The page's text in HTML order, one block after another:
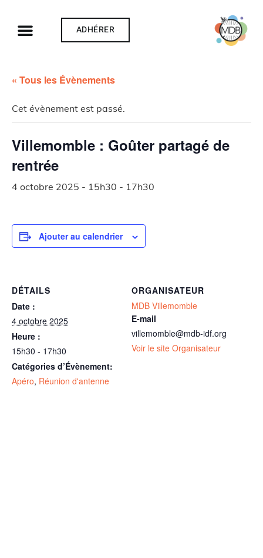
ADHÉRER
« Tous les Évènements
Cet évènement est passé.
Villemomble : Goûter partagé de
rentrée
4 octobre 2025 - 15h30 - 17h30
Ajouter au calendrier
DÉTAILS
Date :
4 octobre 2025
Heure :
15h30 - 17h30
Catégories d’Évènement:
Apéro, Réunion d'antenne
ORGANISATEUR
MDB Villemomble
E-mail
villemomble@mdb-idf.org
Voir le site Organisateur